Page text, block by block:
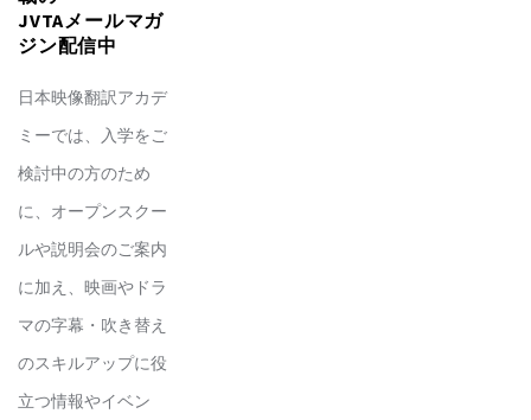
JVTAメールマガ
ジン配信中
日本映像翻訳アカデ
ミーでは、入学をご
検討中の方のため
に、オープンスクー
ルや説明会のご案内
に加え、映画やドラ
マの字幕・吹き替え
のスキルアップに役
立つ情報やイベン